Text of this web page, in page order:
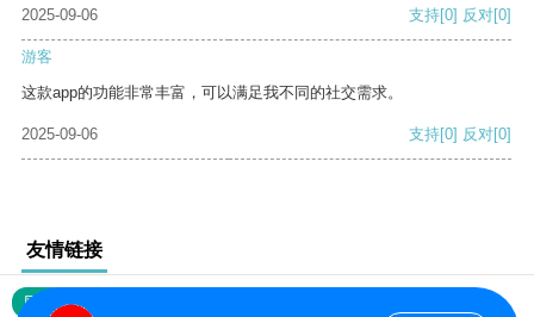
2025-09-06
支持[0] 反对[0]
游客
这款app的功能非常丰富，可以满足我不同的社交需求。
2025-09-06 支持[0] 反对[0]
友情链接
网站地图